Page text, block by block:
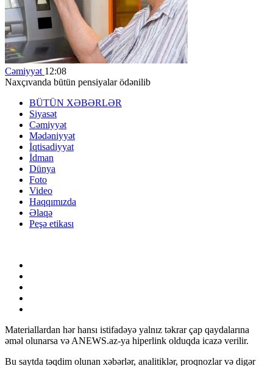
Cəmiyyət 12:08
Naxçıvanda bütün pensiyalar ödənilib
BÜTÜN XƏBƏRLƏR
Siyasət
Cəmiyyət
Mədəniyyət
İqtisadiyyat
İdman
Dünya
Foto
Video
Haqqımızda
Əlaqə
Peşə etikası
Materiallardan hər hansı istifadəyə yalnız təkrar çap qaydalarına
əməl olunarsa və ANEWS.az-ya hiperlink olduqda icazə verilir.
Bu saytda təqdim olunan xəbərlər, analitiklər, proqnozlar və digər